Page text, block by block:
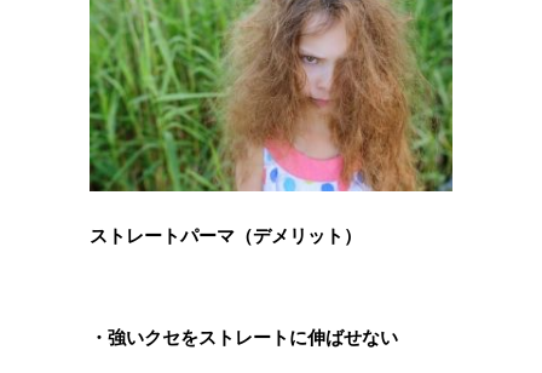
ストレートパーマ（デメリット）
・強いクセをストレートに伸ばせない